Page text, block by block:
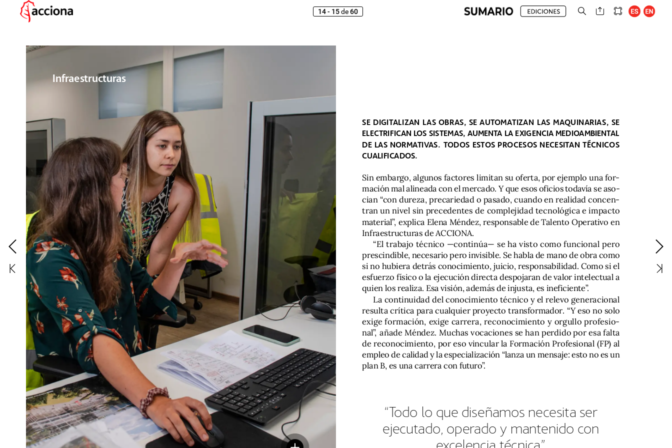
14 - 15 de 60
Infraestructuras
SE DIGITALIZAN LAS OBRAS, SE AUTOMATIZAN LAS MAQUINARIAS, SE
ELECTRIFICAN LOS SISTEMAS, AUMENTA LA EXIGENCIA MEDIOAMBIENTAL
DE LAS NORMATIVAS. TODOS ESTOS PROCESOS NECESITAN TÉCNICOS
CUALIFICADOS.
Sin embargo, algunos factores limitan su oferta, porejemplo una for-
maciónmalalineadaconelmercado. Y que esosoficiostodavíaseaso-
cian “con dureza, precariedad o pasado, cuando en realidad concen-
tran un nivel sin precedentes de complejidad tecnológica e impacto
material”, explica Elena Méndez, responsable deTalento Operativo en
Infraestructuras deACCIONA.
“El trabajo técnico —continúa— se ha visto como funcional pero
prescindible, necesarioperoinvisible. Sehablade manodeobra como
sino hubiera detrás conocimiento, juicio, responsabilidad. Comosiel
esfuerzo físico o la ejecucióndirecta despojaran devalorintelectual a
quien los realiza. Esavisión,ademásdeinjusta, es ineficiente”.
La continuidad del conocimiento técnico y el relevo generacional
resulta crítica para cualquier proyecto transformador. “Yeso no solo
exige formación, exige carrera, reconocimiento y orgullo profesio-
nal”, añade Méndez. Muchas vocaciones se han perdido por esa falta
de reconocimiento, por eso vincular la Formación Profesional (FP) al
empleodecalidadylaespecialización “lanzaun mensaje:estono esun
plan B, es unacarreracon futuro”.
“Todo lo que diseñamos necesita ser
ejecutado, operado y mantenido con
excelencia técnica”